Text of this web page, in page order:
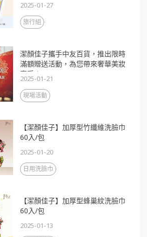
2025-01-27
旅行組
潔顏佳子攜手中友百貨，推出限時
滿額贈送活動，為您帶來奢華美妝
享受！
2025-01-21
現場活動
【潔顏佳子】加厚型竹纖維洗臉巾
60入/包
2025-01-20
日用洗臉巾
【潔顏佳子】加厚型蜂巢紋洗臉巾
60入/包
2025-01-13